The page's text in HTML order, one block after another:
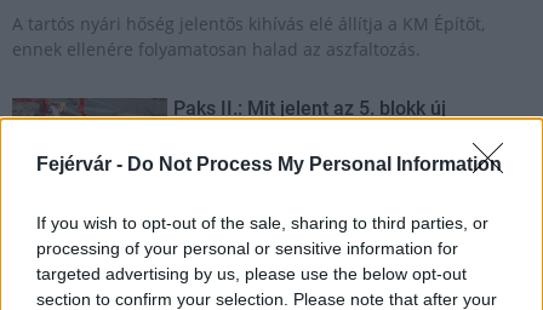
Fejérvár - Do Not Process My Personal Information
If you wish to opt-out of the sale, sharing to third parties, or
processing of your personal or sensitive information for
targeted advertising by us, please use the below opt-out
section to confirm your selection. Please note that after your
A tartós nyári hőség jelentős kihívás elé állítja a KM Építőt,
ennek ellenére folyamatosan halad az aszfaltozás.
Paks II.: Mit jelent az 5. blokk új
árnyékában?
Elkészült a Liszt Ferenc repülőtér
közelében lévő logisztikai bázis út- és
közműhálózatának fejlesztése